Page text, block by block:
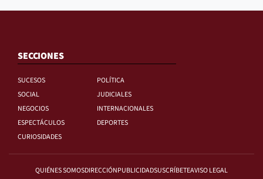
SECCIONES
SUCESOS
POLÍTICA
SOCIAL
JUDICIALES
NEGOCIOS
INTERNACIONALES
ESPECTÁCULOS
DEPORTES
CURIOSIDADES
QUIÉNES SOMOSDIRECCIÓNPUBLICIDADSUSCRÍBETEAVISO LEGAL